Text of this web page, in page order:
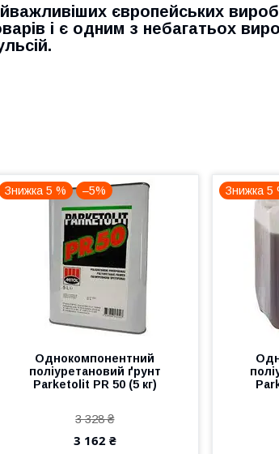
європейських
і є одним з небагатьох
Знижка 5 % –5%
Однокомпонентний
поліуретановий ґрунт
Parketolit PR 50 (5 кг)
3 328 ₴
3 162 ₴
Знижка 5